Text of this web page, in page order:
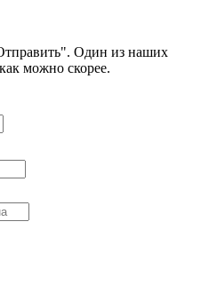
Один из наших
можно скорее.